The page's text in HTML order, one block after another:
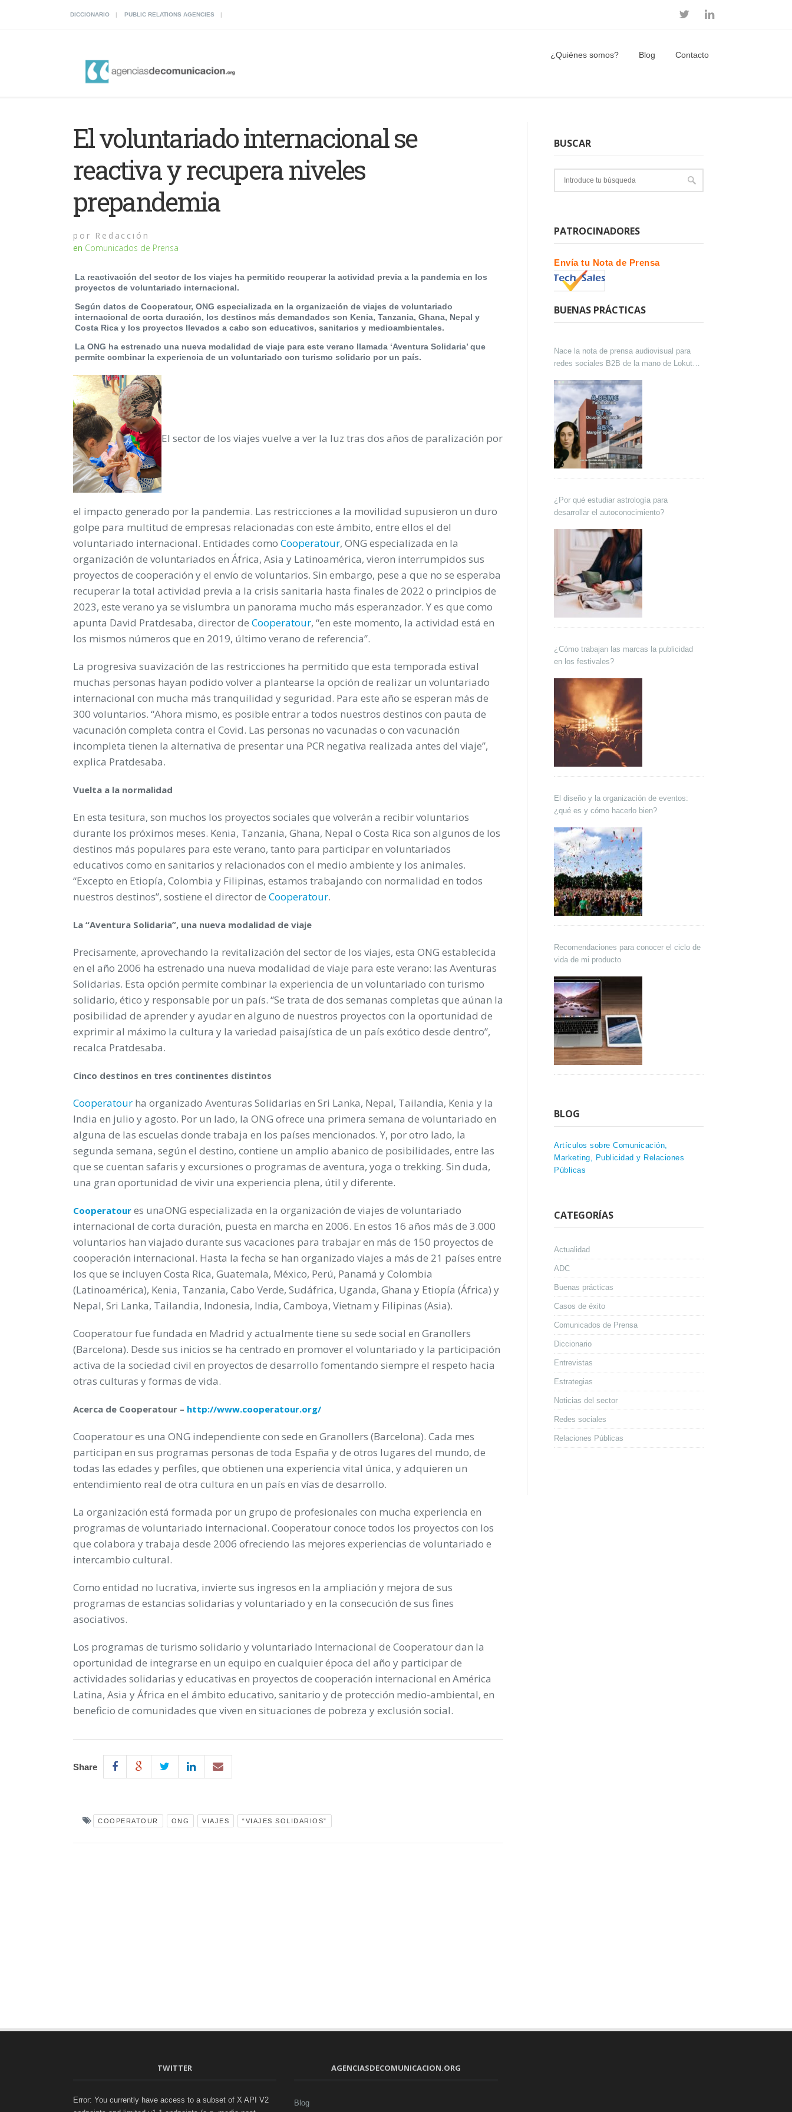
DICCIONARIO PUBLIC RELATIONS AGENCIES
¿Quiénes somos? Blog Contacto
El voluntariado internacional se
reactiva y recupera niveles
prepandemia
por Redacción
en Comunicados de Prensa
La reactivación del sector de los viajes ha permitido recuperar la actividad previa a la pandemia en los
proyectos de voluntariado internacional.
Según datos de Cooperatour, ONG especializada en la organización de viajes de voluntariado
internacional de corta duración, los destinos más demandados son Kenia, Tanzania, Ghana, Nepal y
Costa Rica y los proyectos llevados a cabo son educativos, sanitarios y medioambientales.
La ONG ha estrenado una nueva modalidad de viaje para este verano llamada ‘Aventura Solidaria’ que
permite combinar la experiencia de un voluntariado con turismo solidario por un país.
El sector de los viajes vuelve a ver la luz tras dos años de paralización por
el impacto generado por la pandemia. Las restricciones a la movilidad supusieron un duro
golpe para multitud de empresas relacionadas con este ámbito, entre ellos el del
voluntariado internacional. Entidades como Cooperatour, ONG especializada en la
organización de voluntariados en África, Asia y Latinoamérica, vieron interrumpidos sus
proyectos de cooperación y el envío de voluntarios. Sin embargo, pese a que no se esperaba
recuperar la total actividad previa a la crisis sanitaria hasta finales de 2022 o principios de
2023, este verano ya se vislumbra un panorama mucho más esperanzador. Y es que como
apunta David Pratdesaba, director de Cooperatour, “en este momento, la actividad está en
los mismos números que en 2019, último verano de referencia”.
La progresiva suavización de las restricciones ha permitido que esta temporada estival
muchas personas hayan podido volver a plantearse la opción de realizar un voluntariado
internacional con mucha más tranquilidad y seguridad. Para este año se esperan más de
300 voluntarios. “Ahora mismo, es posible entrar a todos nuestros destinos con pauta de
vacunación completa contra el Covid. Las personas no vacunadas o con vacunación
incompleta tienen la alternativa de presentar una PCR negativa realizada antes del viaje”,
explica Pratdesaba.
Vuelta a la normalidad
En esta tesitura, son muchos los proyectos sociales que volverán a recibir voluntarios
durante los próximos meses. Kenia, Tanzania, Ghana, Nepal o Costa Rica son algunos de los
destinos más populares para este verano, tanto para participar en voluntariados
educativos como en sanitarios y relacionados con el medio ambiente y los animales.
“Excepto en Etiopía, Colombia y Filipinas, estamos trabajando con normalidad en todos
nuestros destinos”, sostiene el director de Cooperatour.
La “Aventura Solidaria”, una nueva modalidad de viaje
Precisamente, aprovechando la revitalización del sector de los viajes, esta ONG establecida
en el año 2006 ha estrenado una nueva modalidad de viaje para este verano: las Aventuras
Solidarias. Esta opción permite combinar la experiencia de un voluntariado con turismo
solidario, ético y responsable por un país. “Se trata de dos semanas completas que aúnan la
posibilidad de aprender y ayudar en alguno de nuestros proyectos con la oportunidad de
exprimir al máximo la cultura y la variedad paisajística de un país exótico desde dentro”,
recalca Pratdesaba.
Cinco destinos en tres continentes distintos
Cooperatour ha organizado Aventuras Solidarias en Sri Lanka, Nepal, Tailandia, Kenia y la
India en julio y agosto. Por un lado, la ONG ofrece una primera semana de voluntariado en
alguna de las escuelas donde trabaja en los países mencionados. Y, por otro lado, la
segunda semana, según el destino, contiene un amplio abanico de posibilidades, entre las
que se cuentan safaris y excursiones o programas de aventura, yoga o trekking. Sin duda,
una gran oportunidad de vivir una experiencia plena, útil y diferente.
Cooperatour es unaONG especializada en la organización de viajes de voluntariado
internacional de corta duración, puesta en marcha en 2006. En estos 16 años más de 3.000
voluntarios han viajado durante sus vacaciones para trabajar en más de 150 proyectos de
cooperación internacional. Hasta la fecha se han organizado viajes a más de 21 países entre
los que se incluyen Costa Rica, Guatemala, México, Perú, Panamá y Colombia
(Latinoamérica), Kenia, Tanzania, Cabo Verde, Sudáfrica, Uganda, Ghana y Etiopía (África) y
Nepal, Sri Lanka, Tailandia, Indonesia, India, Camboya, Vietnam y Filipinas (Asia).
Cooperatour fue fundada en Madrid y actualmente tiene su sede social en Granollers
(Barcelona). Desde sus inicios se ha centrado en promover el voluntariado y la participación
activa de la sociedad civil en proyectos de desarrollo fomentando siempre el respeto hacia
otras culturas y formas de vida.
Acerca de Cooperatour – http://www.cooperatour.org/
Cooperatour es una ONG independiente con sede en Granollers (Barcelona). Cada mes
participan en sus programas personas de toda España y de otros lugares del mundo, de
todas las edades y perfiles, que obtienen una experiencia vital única, y adquieren un
entendimiento real de otra cultura en un país en vías de desarrollo.
La organización está formada por un grupo de profesionales con mucha experiencia en
programas de voluntariado internacional. Cooperatour conoce todos los proyectos con los
que colabora y trabaja desde 2006 ofreciendo las mejores experiencias de voluntariado e
intercambio cultural.
Como entidad no lucrativa, invierte sus ingresos en la ampliación y mejora de sus
programas de estancias solidarias y voluntariado y en la consecución de sus fines
asociativos.
Los programas de turismo solidario y voluntariado Internacional de Cooperatour dan la
oportunidad de integrarse en un equipo en cualquier época del año y participar de
actividades solidarias y educativas en proyectos de cooperación internacional en América
Latina, Asia y África en el ámbito educativo, sanitario y de protección medio-ambiental, en
beneficio de comunidades que viven en situaciones de pobreza y exclusión social.
Share
COOPERATOUR ONG VIAJES “VIAJES SOLIDARIOS”
BUSCAR
PATROCINADORES
Envía tu Nota de Prensa
BUENAS PRÁCTICAS
Nace la nota de prensa audiovisual para
redes sociales B2B de la mano de Lokutor
¿Por qué estudiar astrología para
desarrollar el autoconocimiento?
¿Cómo trabajan las marcas la publicidad
en los festivales?
El diseño y la organización de eventos:
¿qué es y cómo hacerlo bien?
Recomendaciones para conocer el ciclo de
vida de mi producto
BLOG
Artículos sobre Comunicación,
Marketing, Publicidad y Relaciones
Públicas
CATEGORÍAS
Actualidad
ADC
Buenas prácticas
Casos de éxito
Comunicados de Prensa
Diccionario
Entrevistas
Estrategias
Noticias del sector
Redes sociales
Relaciones Públicas
TWITTER
Error: You currently have access to a subset of X API V2
AGENCIASDECOMUNICACION.ORG
Blog